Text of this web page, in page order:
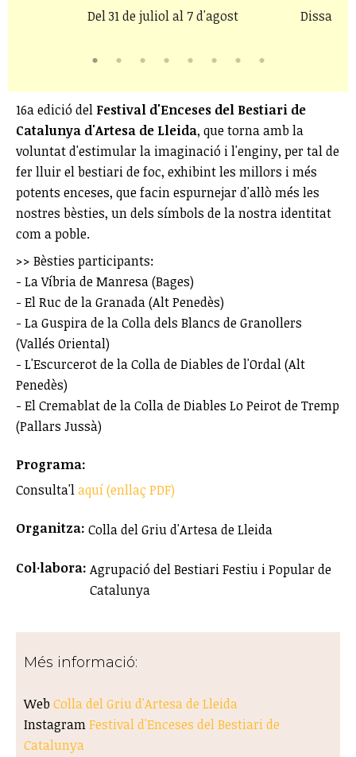
Del 31 de juliol al 7 d'agost Dissabte
16a edició del Festival d'Enceses del Bestiari de
Catalunya d'Artesa de Lleida, que torna amb la
voluntat d'estimular la imaginació i l'enginy, per tal de
fer lluir el bestiari de foc, exhibint les millors i més
potents enceses, que facin espurnejar d'allò més les
nostres bèsties, un dels símbols de la nostra identitat
com a poble.
>> Bèsties participants:
- La Víbria de Manresa (Bages)
- El Ruc de la Granada (Alt Penedès)
- La Guspira de la Colla dels Blancs de Granollers
(Vallés Oriental)
- L'Escurcerot de la Colla de Diables de l'Ordal (Alt
Penedès)
- El Cremablat de la Colla de Diables Lo Peirot de Tremp
(Pallars Jussà)
Programa:
Consulta'laquí (enllaç PDF)
Organitza: Colla del Griu d'Artesa de Lleida
Col·labora: Agrupació del Bestiari Festiu i Popular de
Catalunya
Més informació:
Web Colla del Griu d'Artesa de Lleida
InstagramFestival d'Enceses del Bestiari de
Catalunya